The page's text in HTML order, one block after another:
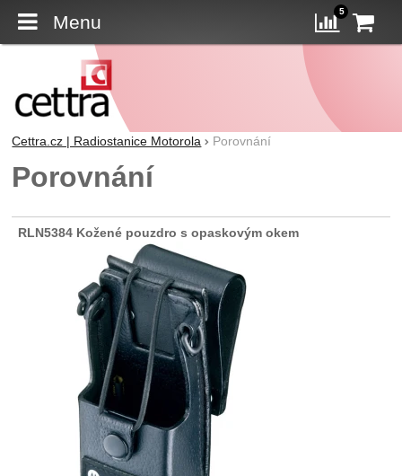
Menu
5
Cettra.cz | Radiostanice Motorola Porovnání
Porovnání